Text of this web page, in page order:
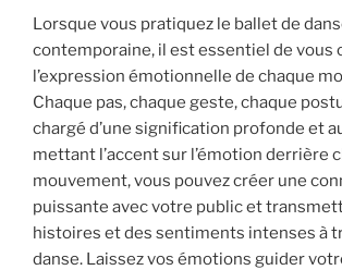
Lorsque vous pratiquez le ballet de
contemporaine, il est essentiel de vous
l’expression émotionnelle de chaque
Chaque pas, chaque geste, chaque
chargé d’une signification profonde et
mettant l’accent sur l’émotion derrière
mouvement, vous pouvez créer une
puissante avec votre public et
histoires et des sentiments intenses à
danse. Laissez vos émotions guider